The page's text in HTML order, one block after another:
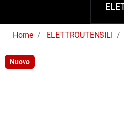
Home ELETTROUTENSILI
Nuovo